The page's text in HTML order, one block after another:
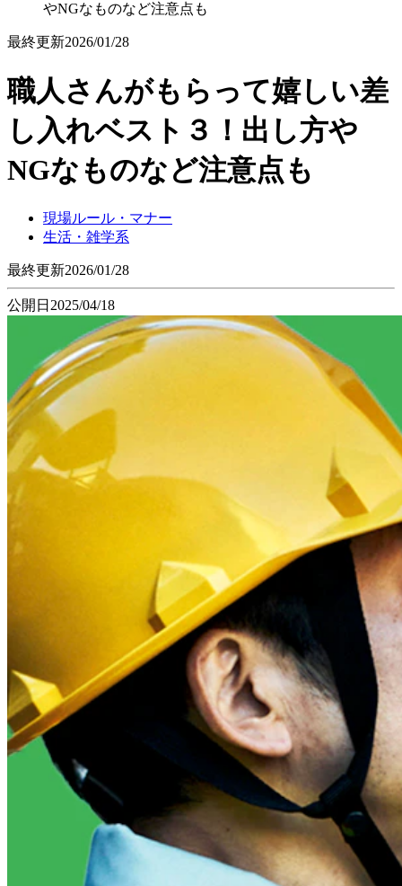
やNGなものなど注意点も
最終更新2026/01/28
職人さんがもらって嬉しい差
し入れベスト３！出し方や
NGなものなど注意点も
現場ルール・マナー
生活・雑学系
最終更新2026/01/28
公開日 2025/04/18